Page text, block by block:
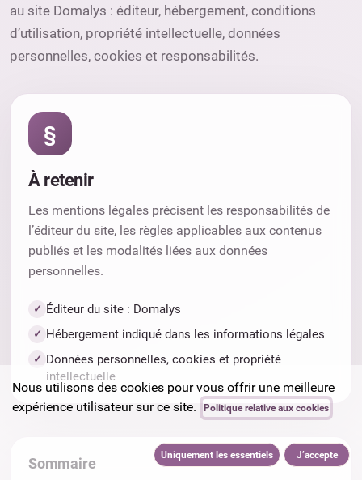
au site Domalys : éditeur, hébergement, conditions
d’utilisation, propriété intellectuelle, données
personnelles, cookies et responsabilités.
§
À retenir
Les mentions légales précisent les responsabilités de
l’éditeur du site, les règles applicables aux contenus
publiés et les modalités liées aux données
personnelles.
Éditeur du site : Domalys
Hébergement indiqué dans les informations légales
Données personnelles, cookies et propriété
intellectuelle
Sommaire
Nous utilisons des cookies pour vous offrir une meilleure
expérience utilisateur sur ce site.
Politique relative aux cookies
Uniquement les essentiels J’accepte